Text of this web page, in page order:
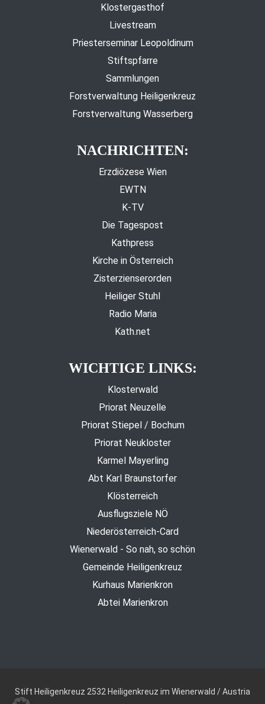
Klostergasthof
Livestream
Priesterseminar Leopoldinum
Stiftspfarre
Sammlungen
Forstverwaltung Heiligenkreuz
Forstverwaltung Wasserberg
NACHRICHTEN:
Erzdiözese Wien
EWTN
K-TV
Die Tagespost
Kathpress
Kirche in Österreich
Zisterzienserorden
Heiliger Stuhl
Radio Maria
Kath.net
WICHTIGE LINKS:
Klosterwald
Priorat Neuzelle
Priorat Stiepel / Bochum
Priorat Neukloster
Karmel Mayerling
Abt Karl Braunstorfer
Klösterreich
Ausflugsziele NÖ
Niederösterreich-Card
Wienerwald - So nah, so schön
Gemeinde Heiligenkreuz
Kurhaus Marienkron
Abtei Marienkron
Stift Heiligenkreuz 2532 Heiligenkreuz im Wienerwald / Austria